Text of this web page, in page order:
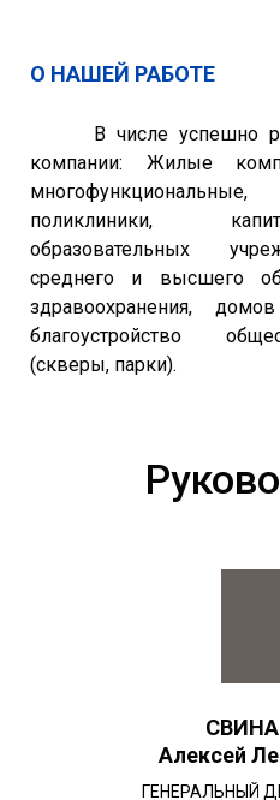
О НАШЕЙ РАБОТЕ
В числе успешно
компании: Жилые
поликлиники,
образовательных
среднего и высшего
здравоохранения,
благоустройство
(скверы, парки).
Алексей
ГЕНЕРАЛЬНЫЙ